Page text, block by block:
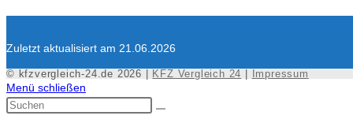
Zuletzt aktualisiert am 21.06.2026
© kfzvergleich-24.de 2026 | KFZ Vergleich 24 Impressum
Menü schließen